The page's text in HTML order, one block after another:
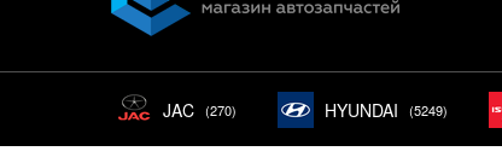
JAC (270) HYUNDAI (5249)